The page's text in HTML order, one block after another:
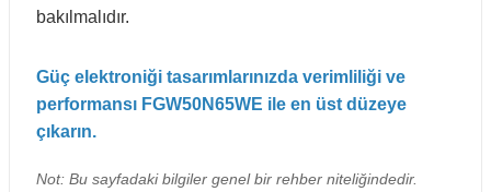
bakılmalıdır.
Güç elektroniği tasarımlarınızda verimliliği ve
performansı FGW50N65WE ile en üst düzeye
çıkarın.
Not: Bu sayfadaki bilgiler genel bir rehber niteliğindedir.